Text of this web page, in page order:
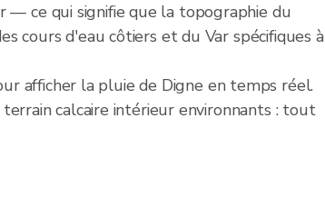
— ce qui signifie que la topographie du
cours d'eau côtiers et du Var spécifiques à
afficher la pluie de Digne en temps réel.
calcaire intérieur environnants : tout